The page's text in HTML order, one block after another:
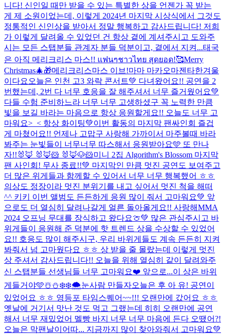
니다! 신인일 때만 받을 수 있는 특별한 상을 언젠가 꼭 받는
게 제 소원이었는데, 이렇게 2024년 마지막 시상식에서 그것도
정통적인 신인상을 받아서 정말 행복하고 감사드립니다! 저희
가 이렇게 달려올 수 있었던 건 항상 곁에 계셔주시고 도와주
시는 모든 스탭분들 관계자 분들 덕분이고, 곁에서 지켜...태국
은 아직 메리크리스 마스!! แฟนๆชาวไทย สุดยอด!🥰Merry
Christmas🎄🎁메리크리스마스 이브!마마 마카오마젠타한겨울
이다요 오늘은 인천 고3 와락 콘서트💚 다녀왔어요!! 공연을 2
번했는데, 2번 다 너무 호응을 잘 해주셔서 너무 즐거웠어요💚
다들 수험 준비하느라 너무 너무 고생하셨구 꼭 노력한 만큼
빛을 보길 바라는 마음으로 항상 응원할게요!! 오늘도 너무 고
마워요>_< 항상 화이팅💚이번 활동의 마지막 팬싸인회 즐겁
게 마쳤어요!! 언제나 고맙구 사랑해 가까이서 마주볼때 바라
봐주는 눈빛들이 너무너무 따스해서 응원받아요🩵 또 만나
자!! 🐰🦊 🐰🦊🐹 🐰🦊🐶🐹미니 2집 Algorithm's Blossom 마지막
팬 사인회! 무사 종료!!💚 마지막인 만큼 멋진 공연도 보여주고
더 많은 위게들과 함께할 수 있어서 너무 너무 행복했어 ㅎㅎ
의상도 정장이라 멋진 분위기를 내고 싶어서 멋진 척을 해떠
^^ 키키 이번 앨범도 든든하게 응원 많이 줘서 고마워요💚 앞
으로도 더 열심히 달려나갈게 얼른 돌아올게요!! 사랑해MMA
2024 오프닝 무대를 장식하고 왔다요🍈💚 많은 관심주시고 바
위게들이 응원해 준 덕분에 핫 트렌드 상을 수상할 수 있었어
요!! 호응도 많이 해주시구, 우리 바위게들도 계속 든든히 지켜
봐줘서 넘 고마웠다요 ㅎㅎ 상 받을 줄 몰랐는데 이렇게 멋진
상 주셔서 감사드립니다!! 오늘을 위해 열심히 같이 달려와주
신 스탭분들 선생님들 너무 고마워요❤️ 앞으로...이 상은 바위
게들거야🩵☃️⛄️❄️❄️🌨️눈사람 만들자오늘은 후 아 유! 공연이
있었어요 ㅎㅎ 영등포 타임스퀘어~~!!! 오랜만에 갔어요 ㅎㅎ
옛날에 거기서 맛난 것도 먹고 그랬는데 히히 오랜만에 공연
해서 너무 재밌었어 멜빵 바지 너무 너무 마음에 든다 오땠어?!
오늘은 막팬날이어따... 지금까지 많이 찾아와줘서 고마워요💚